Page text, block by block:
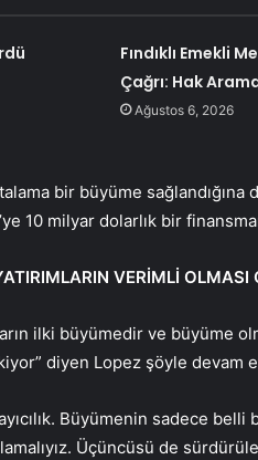
Fındıklı Emekli
Çağrı: Hak
Ağustos 6, 2026
bir büyüme sağlandığına
10 milyar dolarlık bir
VERİMLİ OLMASI
ilki büyümedir ve büyüme
diyen Lopez şöyle devam
Büyümenin sadece
Üçüncüsü de